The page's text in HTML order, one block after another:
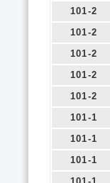
101-2
101-2
101-2
101-2
101-2
101-1
101-1
101-1